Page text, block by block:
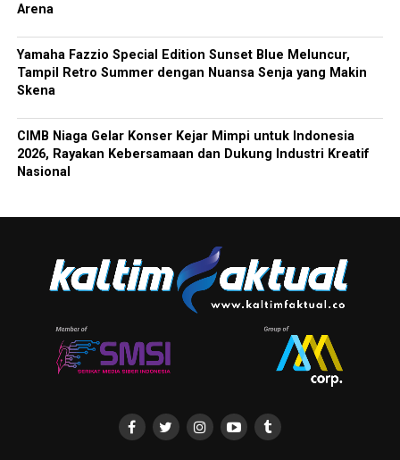
Arena
Yamaha Fazzio Special Edition Sunset Blue Meluncur,
Tampil Retro Summer dengan Nuansa Senja yang Makin
Skena
CIMB Niaga Gelar Konser Kejar Mimpi untuk Indonesia
2026, Rayakan Kebersamaan dan Dukung Industri Kreatif
Nasional